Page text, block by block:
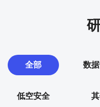
全部 数
低空安全